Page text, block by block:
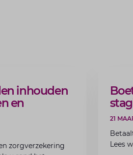
inhouden
en
zorgverzekering
21
Lees